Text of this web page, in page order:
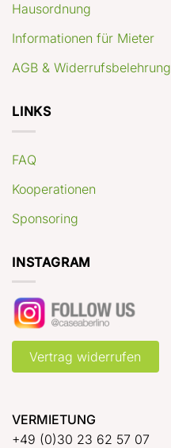
Hausordnung
Informationen für Mieter
AGB & Widerrufsbelehrung
LINKS
FAQ
Kooperationen
Sponsoring
INSTAGRAM
Vertrag widerrufen
VERMIETUNG
+49 (0)30 23 62 57 07